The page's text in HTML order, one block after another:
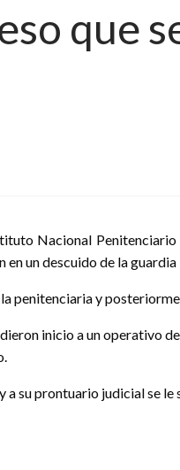
que
Nacional
en un descuido de la
penitenciaria y
inicio a un operativo
a su prontuario judicial se